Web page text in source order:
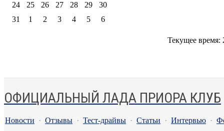
24
25 26 27 28 29
30
31
1 2 3 4 5 6
Текущее время:
ОФИЦИАЛЬНЫЙ ЛАДА ПРИОРА КЛУБ
Новости · Отзывы · Тест-драйвы · Статьи · Интервью ·